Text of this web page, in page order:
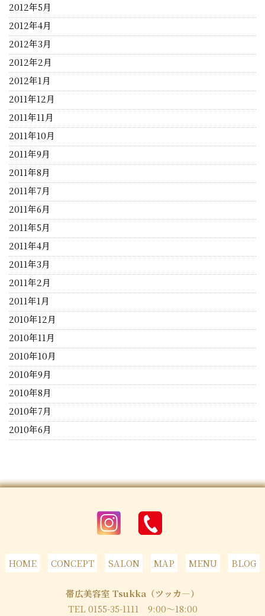
2012年5月
2012年4月
2012年3月
2012年2月
2012年1月
2011年12月
2011年11月
2011年10月
2011年9月
2011年8月
2011年7月
2011年6月
2011年5月
2011年4月
2011年3月
2011年2月
2011年1月
2010年12月
2010年11月
2010年10月
2010年9月
2010年8月
2010年7月
2010年6月
HOME CONCEPT SALON MAP MENU BLOG
帯広美容室 Tsukka（ツッカ―）
TEL 0155-35-1111 9:00～18:00